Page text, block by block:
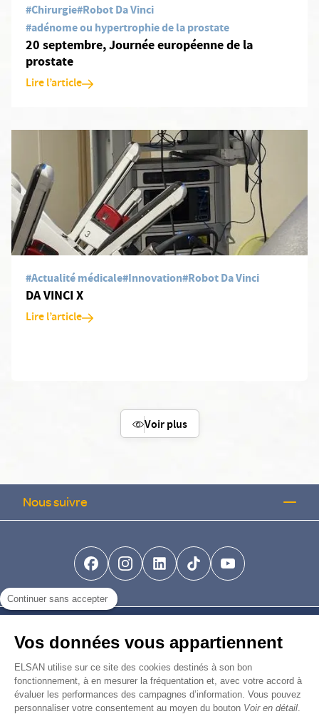
Continuer sans accepter
Vos données vous appartiennent
ELSAN utilise sur ce site des cookies destinés à son bon
fonctionnement, à en mesurer la fréquentation et, avec votre accord à
évaluer les performances des campagnes d’information. Vous pouvez
personnaliser votre consentement au moyen du bouton Voir en détail
#Chirurgie#Robot Da Vinci
#adénome ou hypertrophie de la prostate
20 septembre, Journée européenne de la
prostate
Lire l’article
En savoir plus: DA VINCI X
#Actualité médicale#Innovation#Robot Da Vinci
DA VINCI X
Lire l’article
Voir plus
Nous suivre
facebook-brands
instagramlinkedin-brands
tiktok-brands
youtube
Nous rejoindre
Devenir fournisseur